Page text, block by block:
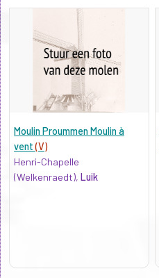
Moulin Proummen Moulin à
vent(V)
Henri-Chapelle
(Welkenraedt), Luik